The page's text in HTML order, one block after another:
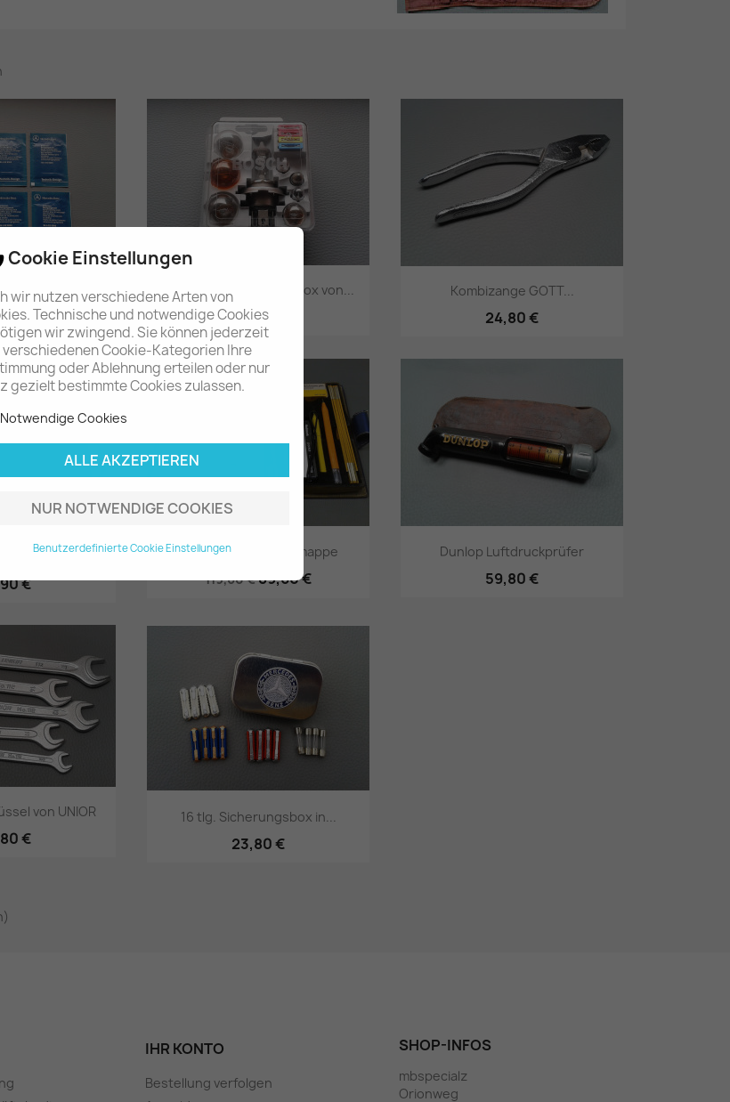
Cookie Einstellungen
wir nutzen verschiedene Arten von
Technische und notwendige Cookies
wir zwingend. Sie können jederzeit
Cookie-Kategorien Ihre
oder Ablehnung erteilen oder nur
gezielt bestimmte Cookies zulassen.
Notwendige Cookies
ALLE AKZEPTIEREN
NUR NOTWENDIGE COOKIES
Benutzerdefinierte Cookie Einstellungen
Benz...
€
Vorschau
klassische H4 Lampenbox von...
14,80 €
Kombizange GOTT...
24,80 €
Benz...
€
Daimler-Benz Unfallmappe
119,60 €89,60 €
-30,00 €
Dunlop Luftdruckprüfer
59,80 €
von UNIOR
€
16 tlg. Sicherungsbox in...
23,80 €
IHR KONTO
Bestellung verfolgen
SHOP-INFOS
mbspecialz
Orionweg